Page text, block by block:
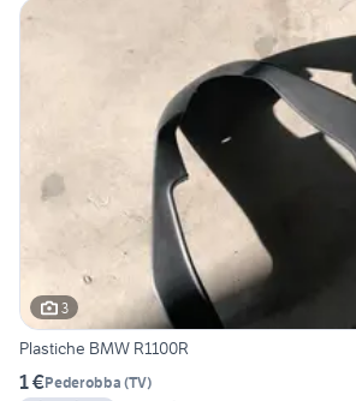
3
Plastiche BMW R1100R
1 €Pederobba (TV)